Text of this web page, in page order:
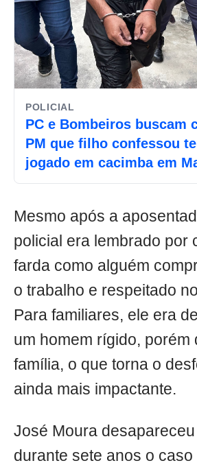
POLICIAL
PC e Bombeiros buscam
PM que filho confessou
jogado em cacimba em
Mesmo após a
policial era lembrado por
farda como alguém
o trabalho e respeitado
Para familiares, ele era
um homem rígido, porém
família, o que torna o
ainda mais impactante.
José Moura
durante sete anos o